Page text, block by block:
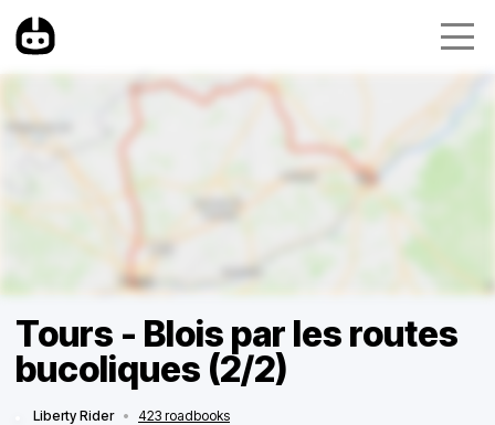
Tours - Blois par les routes
bucoliques (2/2)
Liberty Rider • 423 roadbooks